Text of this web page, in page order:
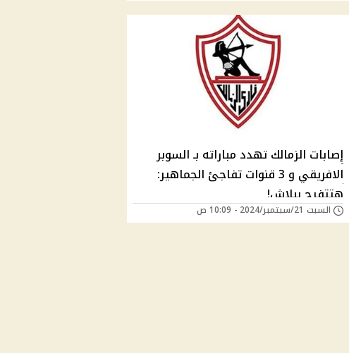
إصابات الزمالك تهدد مباراته بـ السوبر
الافريقي و 3 قنوات تفاجئ الجماهير:
هتتفرج ببلاش!
السبت 21/سبتمبر/2024 - 10:09 ص